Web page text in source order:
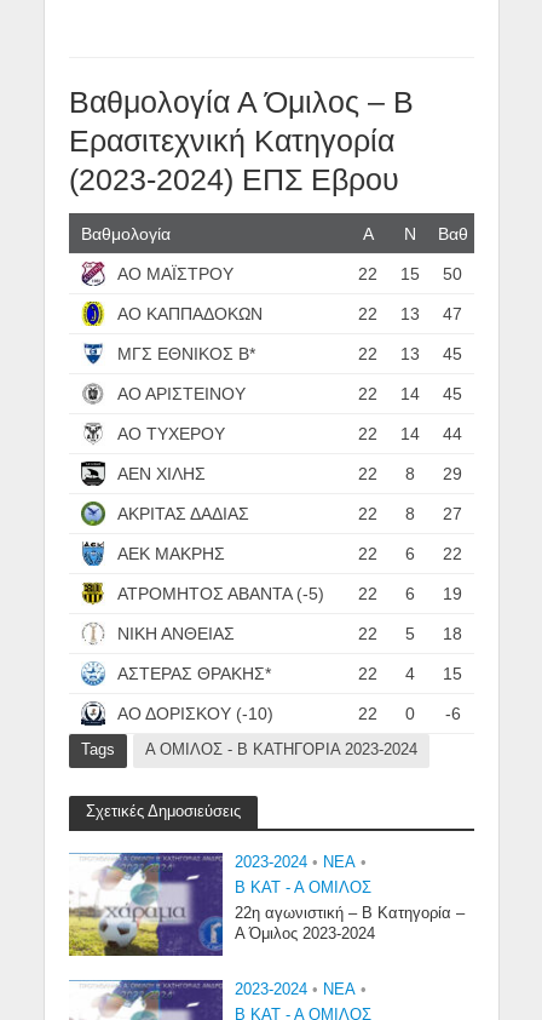
Βαθμολογία Α Όμιλος – B
Ερασιτεχνική Κατηγορία
(2023-2024) ΕΠΣ Εβρου
Βαθμολογία Α N Βαθ
ΑΟ ΜΑΪΣΤΡΟΥ 22 15 50
ΑΟ ΚΑΠΠΑΔΟΚΩΝ 22 13 47
ΜΓΣ ΕΘΝΙΚΟΣ Β* 22 13 45
ΑΟ ΑΡΙΣΤΕΙΝΟΥ 22 14 45
ΑΟ ΤΥΧΕΡΟΥ 22 14 44
ΑΕΝ ΧΙΛΗΣ 22 8 29
ΑΚΡΙΤΑΣ ΔΑΔΙΑΣ 22 8 27
ΑΕΚ ΜΑΚΡΗΣ 22 6 22
ΑΤΡΟΜΗΤΟΣ ΑΒΑΝΤΑ (-5) 22 6 19
ΝΙΚΗ ΑΝΘΕΙΑΣ 22 5 18
ΑΣΤΕΡΑΣ ΘΡΑΚΗΣ* 22 4 15
ΑΟ ΔΟΡΙΣΚΟΥ (-10) 22 0 -6
Tags Α ΟΜΙΛΟΣ - Β ΚΑΤΗΓΟΡΙΑ 2023-2024
Σχετικές Δημοσιεύσεις
2023-2024 • NEA •
Β ΚΑΤ - Α ΟΜΙΛΟΣ
22η αγωνιστική – Β Κατηγορία –
Α Όμιλος 2023-2024
2023-2024 • NEA •
Β ΚΑΤ - Α ΟΜΙΛΟΣ